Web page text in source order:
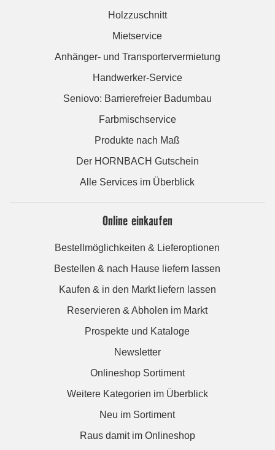
Holzzuschnitt
Mietservice
Anhänger- und Transportervermietung
Handwerker-Service
Seniovo: Barrierefreier Badumbau
Farbmischservice
Produkte nach Maß
Der HORNBACH Gutschein
Alle Services im Überblick
Online einkaufen
Bestellmöglichkeiten & Lieferoptionen
Bestellen & nach Hause liefern lassen
Kaufen & in den Markt liefern lassen
Reservieren & Abholen im Markt
Prospekte und Kataloge
Newsletter
Onlineshop Sortiment
Weitere Kategorien im Überblick
Neu im Sortiment
Raus damit im Onlineshop